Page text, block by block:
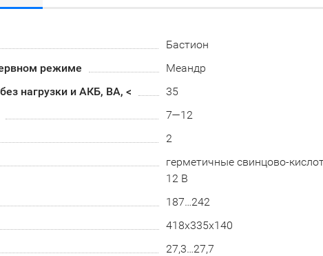
Бастион
режиме
Меандр
нагрузки и АКБ, ВА, <
35
7—12
2
герметичные свинцово-
12 В
187…242
418х335х140
27,3…27,7